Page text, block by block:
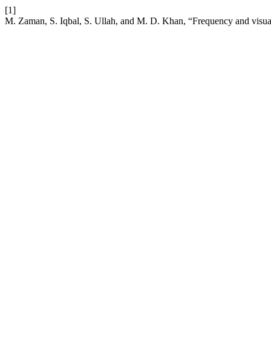
[1]
M. Zaman, S. Iqbal, S. Ullah, and M. D. Khan, “Frequency and